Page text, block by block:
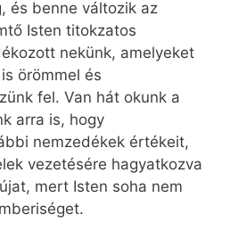
és benne változik az
Isten titokzatos
nekünk, amelyeket
örömmel és
fel. Van hát okunk a
arra is, hogy
nemzedékek értékeit,
vezetésére hagyatkozva
mert Isten soha nem